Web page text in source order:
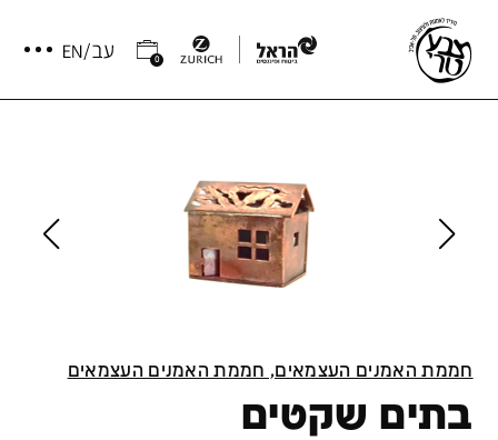
0
חממת האמנים העצמאים, חממת האמנים העצמאים
בתים שקטים